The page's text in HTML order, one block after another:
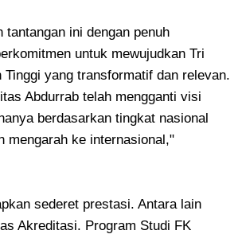
tantangan ini dengan penuh
untuk mewujudkan Tri
Tinggi yang transformatif dan relevan.
Abdurrab telah mengganti visi
berdasarkan tingkat nasional
mengarah ke internasional,"
sederet prestasi. Antara lain
Akreditasi. Program Studi FK